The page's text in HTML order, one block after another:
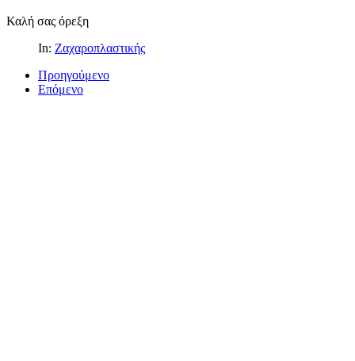
Καλή σας όρεξη
In: Ζαχαροπλαστικής
Προηγούμενο
Επόμενο